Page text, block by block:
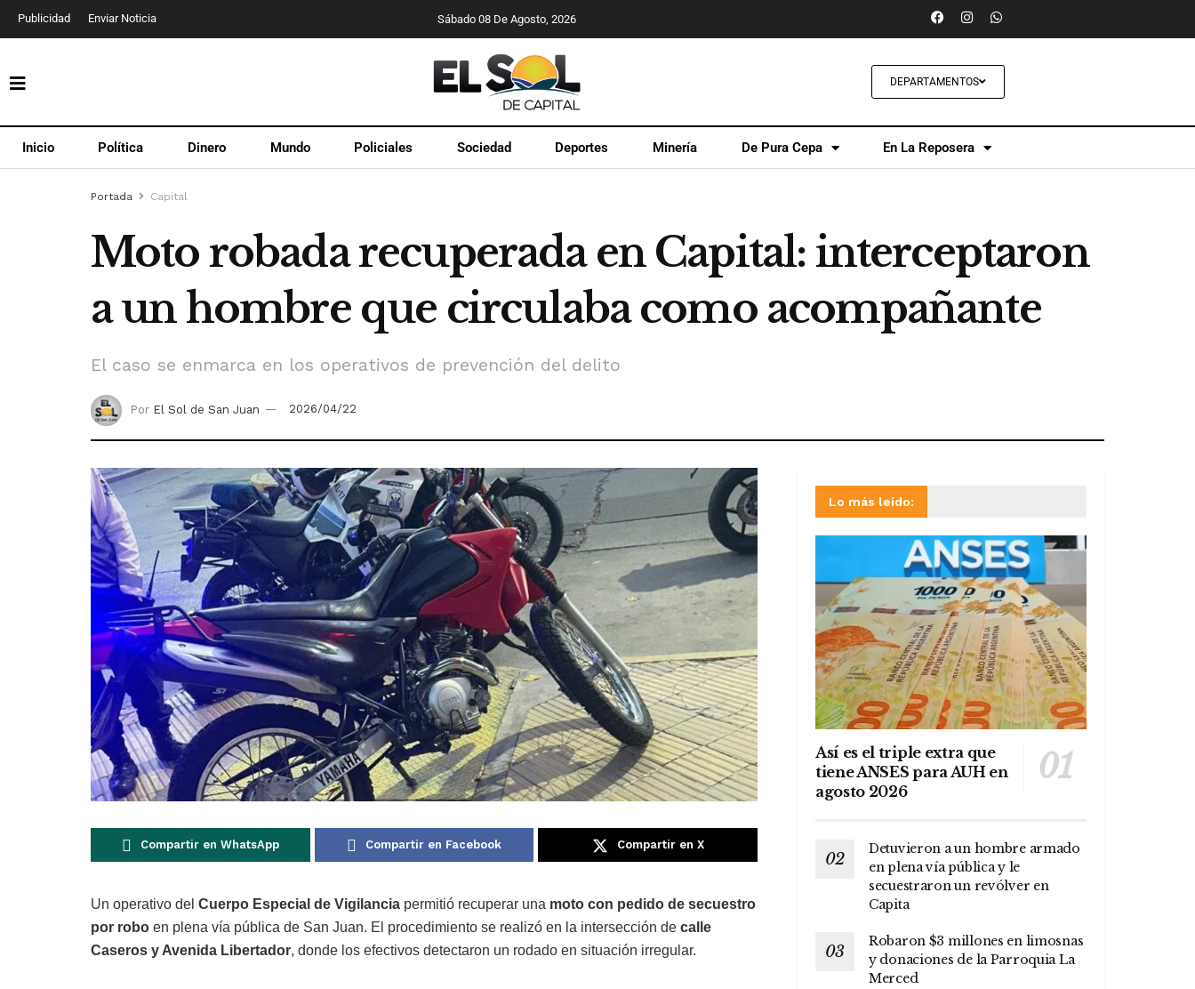
Publicidad Enviar Noticia Sábado 08 De Agosto, 2026
DEPARTAMENTOS
Inicio Política Dinero Mundo Policiales Sociedad Deportes Minería De Pura Cepa En La Reposera
Portada Capital
Moto robada recuperada en Capital: interceptaron
a un hombre que circulaba como acompañante
El caso se enmarca en los operativos de prevención del delito
Por El Sol de San Juan 2026/04/22
Compartir en WhatsApp Compartir en Facebook Compartir en X
Un operativo del Cuerpo Especial de Vigilancia permitió recuperar una moto con pedido de secuestro
por robo en plena vía pública de San Juan. El procedimiento se realizó en la intersección de calle
Caseros y Avenida Libertador, donde los efectivos detectaron un rodado en situación irregular.
Lo más leído:
Así es el triple extra que
tiene ANSES para AUH en
agosto 2026
Detuvieron a un hombre armado
en plena vía pública y le
secuestraron un revólver en
Capita
Robaron $3 millones en limosnas
y donaciones de la Parroquia La
Merced